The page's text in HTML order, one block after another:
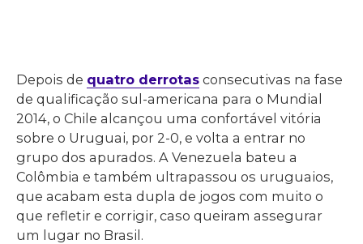
Depois de quatro derrotas consecutivas na fase
de qualificação sul-americana para o Mundial
2014, o Chile alcançou uma confortável vitória
sobre o Uruguai, por 2-0, e volta a entrar no
grupo dos apurados. A Venezuela bateu a
Colômbia e também ultrapassou os uruguaios,
que acabam esta dupla de jogos com muito o
que refletir e corrigir, caso queiram assegurar
um lugar no Brasil.